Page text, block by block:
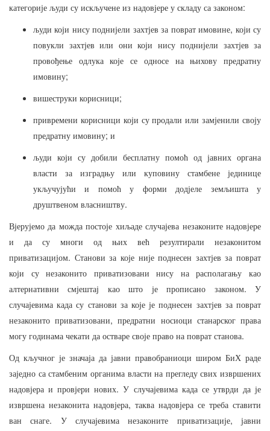
категорије људи су искључене из надовјере у складу са законом:
људи који нису поднијели захтјев за поврат имовине, који су
повукли
захтјев или они који нису поднијели захтјев за
провођење
одлука које се односе на њихову
предратну
имовину;
вишеструки корисници;
привремени корисници који су продали или замјенили своју
предратну имовину; и
људи који су добили бесплатну помоћ од јавних органа
власти
за изградњу или куповину стамбене
јединице
укључујући
и помоћ у форми додјеле земљишта
у
друштвеном власништву.
Вјерујемо да можда постоје хиљаде случајева незаконите надовјере
и
да су многи од њих већ резултирали
незаконитом
приватизацијом. Станови за које није поднесен захтјев за поврат
који
су незаконито приватизовани нису на располагању
као
алтернативни
смјештај као што је прописано законом.У
случајевима када су станови за које је поднесен захтјев за поврат
незаконито приватизовани,предратни носиоци станарског права
могу годинама чекати да остваре своје право на поврат станова.
Од кључног је значаја да јавни правобраниоци широм БиХ раде
заједно са стамбеним органима власти на прегледу свих извршених
надовјера и провјери нових.У случајевима када се утврди да је
извршена незаконита надовјера, таква надовјера се треба ставити
ван
снаге. У случајевима незаконите приватизације,јавни